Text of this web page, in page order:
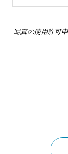
写真の使用許可